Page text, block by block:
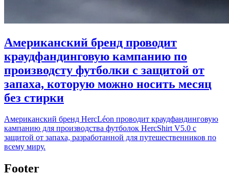
Американский бренд проводит
краудфандинговую кампанию по
производсту футболки с защитой от
запаха, которую можно носить месяц
без стирки
Американский бренд HercLéon проводит краудфандинговую
кампанию для производства футболок HercShirt V5.0 с
защитой от запаха, разработанной для путешественников по
всему миру.
Footer